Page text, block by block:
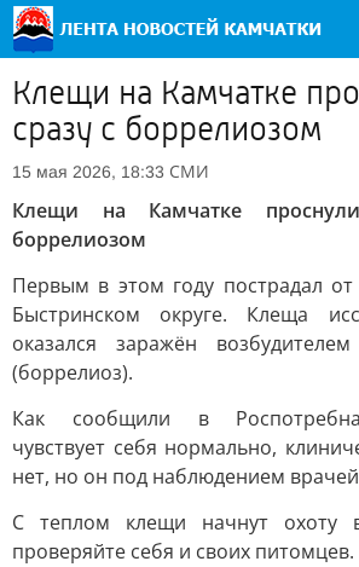
Клещи на Камчатке
сразу с боррелиозом
15 мая 2026, 18:33 СМИ
Клещи на Камчатке
боррелиозом
Первым в этом году пострадал
Быстринском округе. Клеща
оказался заражён
(боррелиоз).
Как сообщили в
чувствует себя нормально,
нет, но он под наблюдением
С теплом клещи начнут охоту
проверяйте себя и своих питомцев.